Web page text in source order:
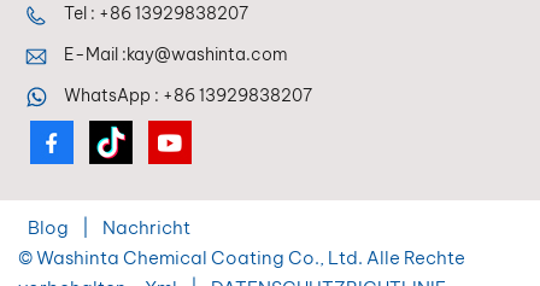
Tel : +86 13929838207
E-Mail :kay@washinta.com
WhatsApp : +86 13929838207
Blog
Nachricht
© Washinta Chemical Coating Co., Ltd. Alle Rechte